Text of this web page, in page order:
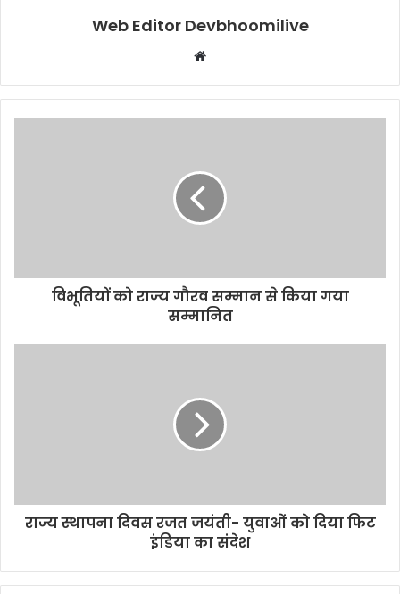
Web Editor Devbhoomilive
Website
विभूतियों को राज्य गौरव सम्मान से किया गया
सम्मानित
राज्य स्थापना दिवस रजत जयंती- युवाओं को दिया फिट
इंडिया का संदेश